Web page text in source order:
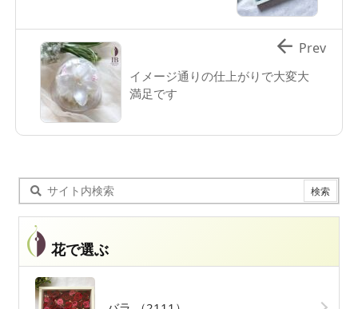
イメージ通りの仕上がりで大変大
満足です
 Prev
花で選ぶ